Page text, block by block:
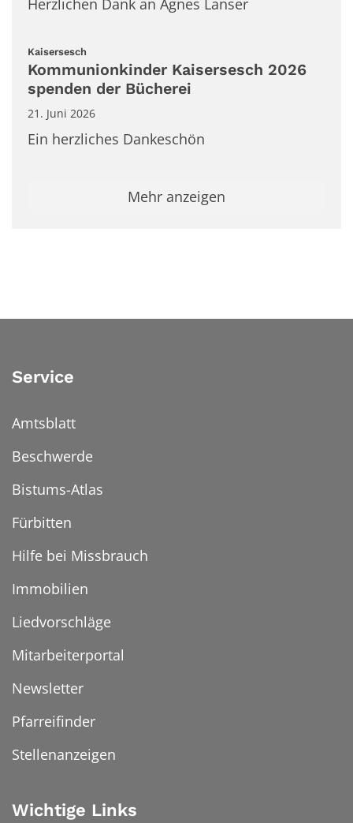
Herzlichen Dank an Agnes Lanser
Kaisersesch
Kommunionkinder Kaisersesch 2026
spenden der Bücherei
21. Juni 2026
Ein herzliches Dankeschön
Mehr anzeigen
Service
Amtsblatt
Beschwerde
Bistums-Atlas
Fürbitten
Hilfe bei Missbrauch
Immobilien
Liedvorschläge
Mitarbeiterportal
Newsletter
Pfarreifinder
Stellenanzeigen
Wichtige Links